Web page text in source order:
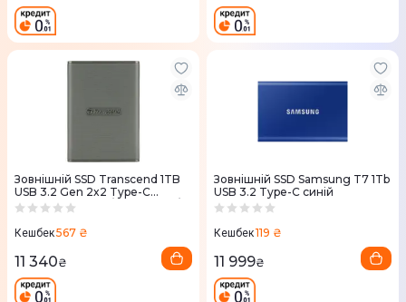
Зовнiшнiй SSD Transcend 1TB
USB 3.2 Gen 2x2 Type-C
ESD360C R2000/W2000MB/s
Кешбек567 ₴
11 340₴
Зовнiшнiй SSD Samsung T7 1Tb
USB 3.2 Type-C синій
Кешбек119 ₴
11 999₴